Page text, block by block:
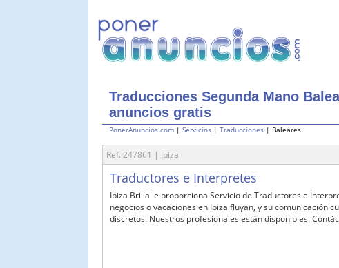
Traducciones Segunda Mano
anuncios gratis
PonerAnuncios.com | Servicios | Traducciones | Baleares
Ref. 247861 | Ibiza
Traductores e Interpretes
Ibiza Brilla le proporciona Servicio de Traductores e
negocios o vacaciones en Ibiza fluyan, y su comunicación
discretos. Nuestros profesionales están disponibles.